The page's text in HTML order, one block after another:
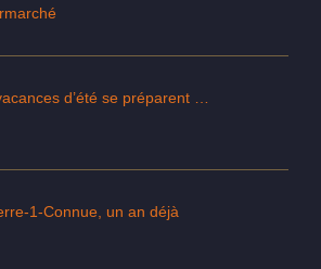
d’été se préparent …
1-Connue, un an déjà